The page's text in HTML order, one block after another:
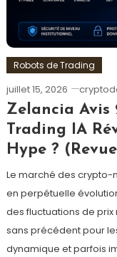
Robots de Trading
juillet 15, 2026
Zelancia Avis
Trading IA
Hype ?
Le marché des crypto-
en perpétuelle
des fluctuations de
sans précédent pour
dynamique et parfois